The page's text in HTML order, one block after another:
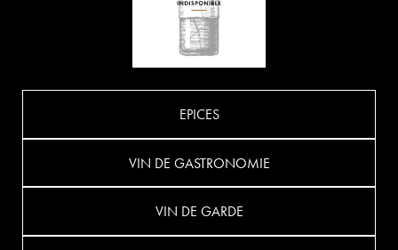
EPICES
VIN DE GASTRONOMIE
VIN DE GARDE